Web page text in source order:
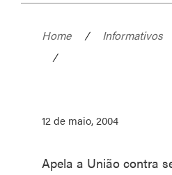
Home / Informativos
/
12 de maio, 2004
Apela a União contra